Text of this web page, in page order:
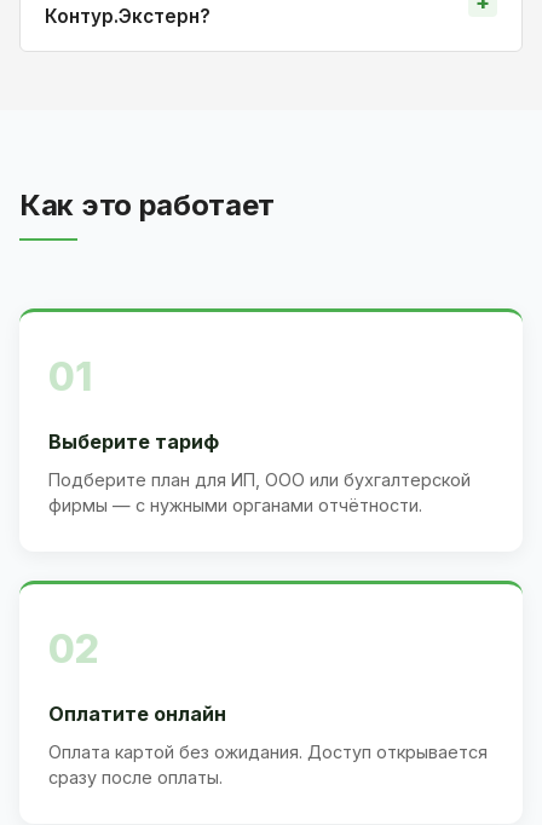
Контур.Экстерн?
Как это работает
01
Выберите тариф
Подберите план для ИП, ООО или бухгалтерской
фирмы — с нужными органами отчётности.
02
Оплатите онлайн
Оплата картой без ожидания. Доступ открывается
сразу после оплаты.